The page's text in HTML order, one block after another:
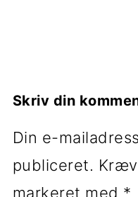
Skriv din
Din e-
publiceret.
markeret med *